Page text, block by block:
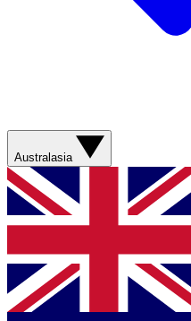
Australasia